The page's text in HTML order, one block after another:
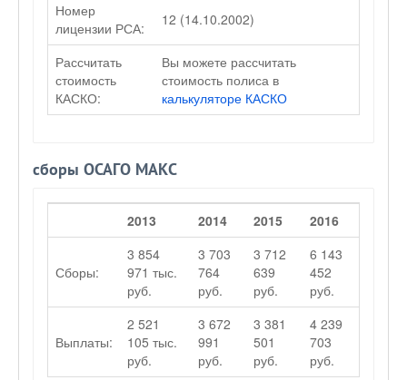
Номер
лицензии РСА:
12 (14.10.2002)
Рассчитать
стоимость
КАСКО:
Вы можете рассчитать
стоимость полиса в
калькуляторе КАСКО
сборы ОСАГО МАКС
2013 2014 2015 2016
Сборы:
3 854
971 тыс.
руб.
3 703
764
руб.
3 712
639
руб.
6 143
452
руб.
Выплаты:
2 521
105 тыс.
руб.
3 672
991
руб.
3 381
501
руб.
4 239
703
руб.